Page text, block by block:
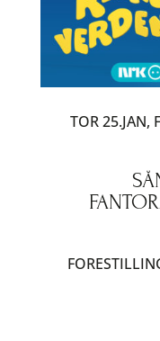
TOR 25.JAN,